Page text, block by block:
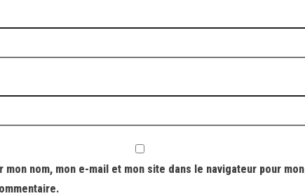
mon nom, mon e-mail et mon site dans le navigateur pour mon